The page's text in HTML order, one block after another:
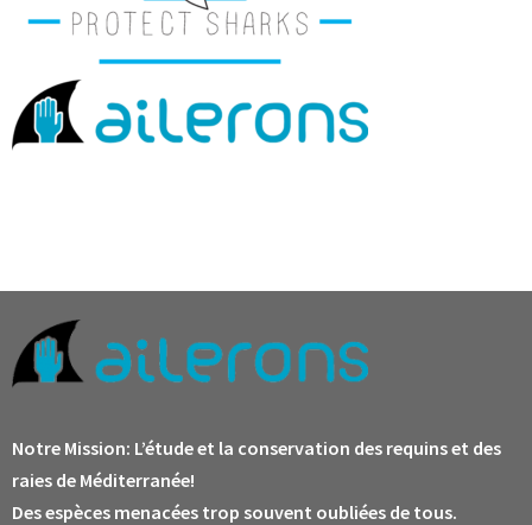
Notre Mission: L’étude et la conservation des requins et des
raies de Méditerranée!
Des espèces menacées trop souvent oubliées de tous.